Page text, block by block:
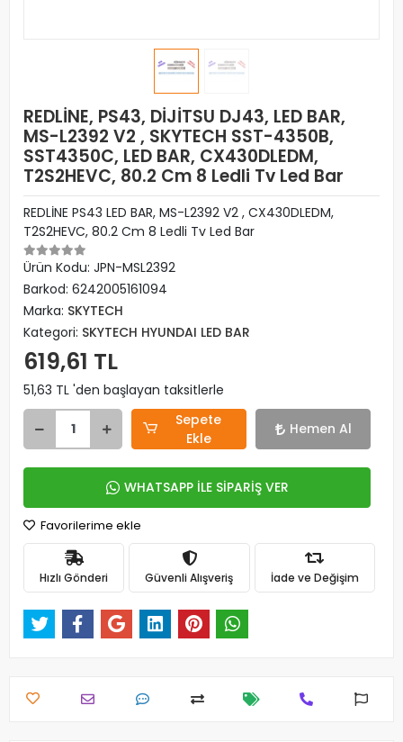
REDLİNE, PS43, DİJİTSU DJ43, LED BAR,
MS-L2392 V2 , SKYTECH SST-4350B,
SST4350C, LED BAR, CX430DLEDM,
T2S2HEVC, 80.2 Cm 8 Ledli Tv Led Bar
REDLİNE PS43 LED BAR, MS-L2392 V2 , CX430DLEDM,
T2S2HEVC, 80.2 Cm 8 Ledli Tv Led Bar
Ürün Kodu: JPN-MSL2392
Barkod: 6242005161094
Marka: SKYTECH
Kategori: SKYTECH HYUNDAI LED BAR
619,61 TL
51,63 TL 'den başlayan taksitlerle
Sepete
Ekle
Hemen Al
WHATSAPP İLE SİPARİŞ VER
Favorilerime ekle
Hızlı Gönderi Güvenli Alışveriş İade ve Değişim